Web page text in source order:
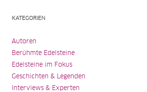
KATEGORIEN
Autoren
Berühmte Edelsteine
Edelsteine im Fokus
Geschichten & Legenden
Interviews & Experten